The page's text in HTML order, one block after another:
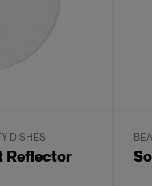
DISHES
Reflector